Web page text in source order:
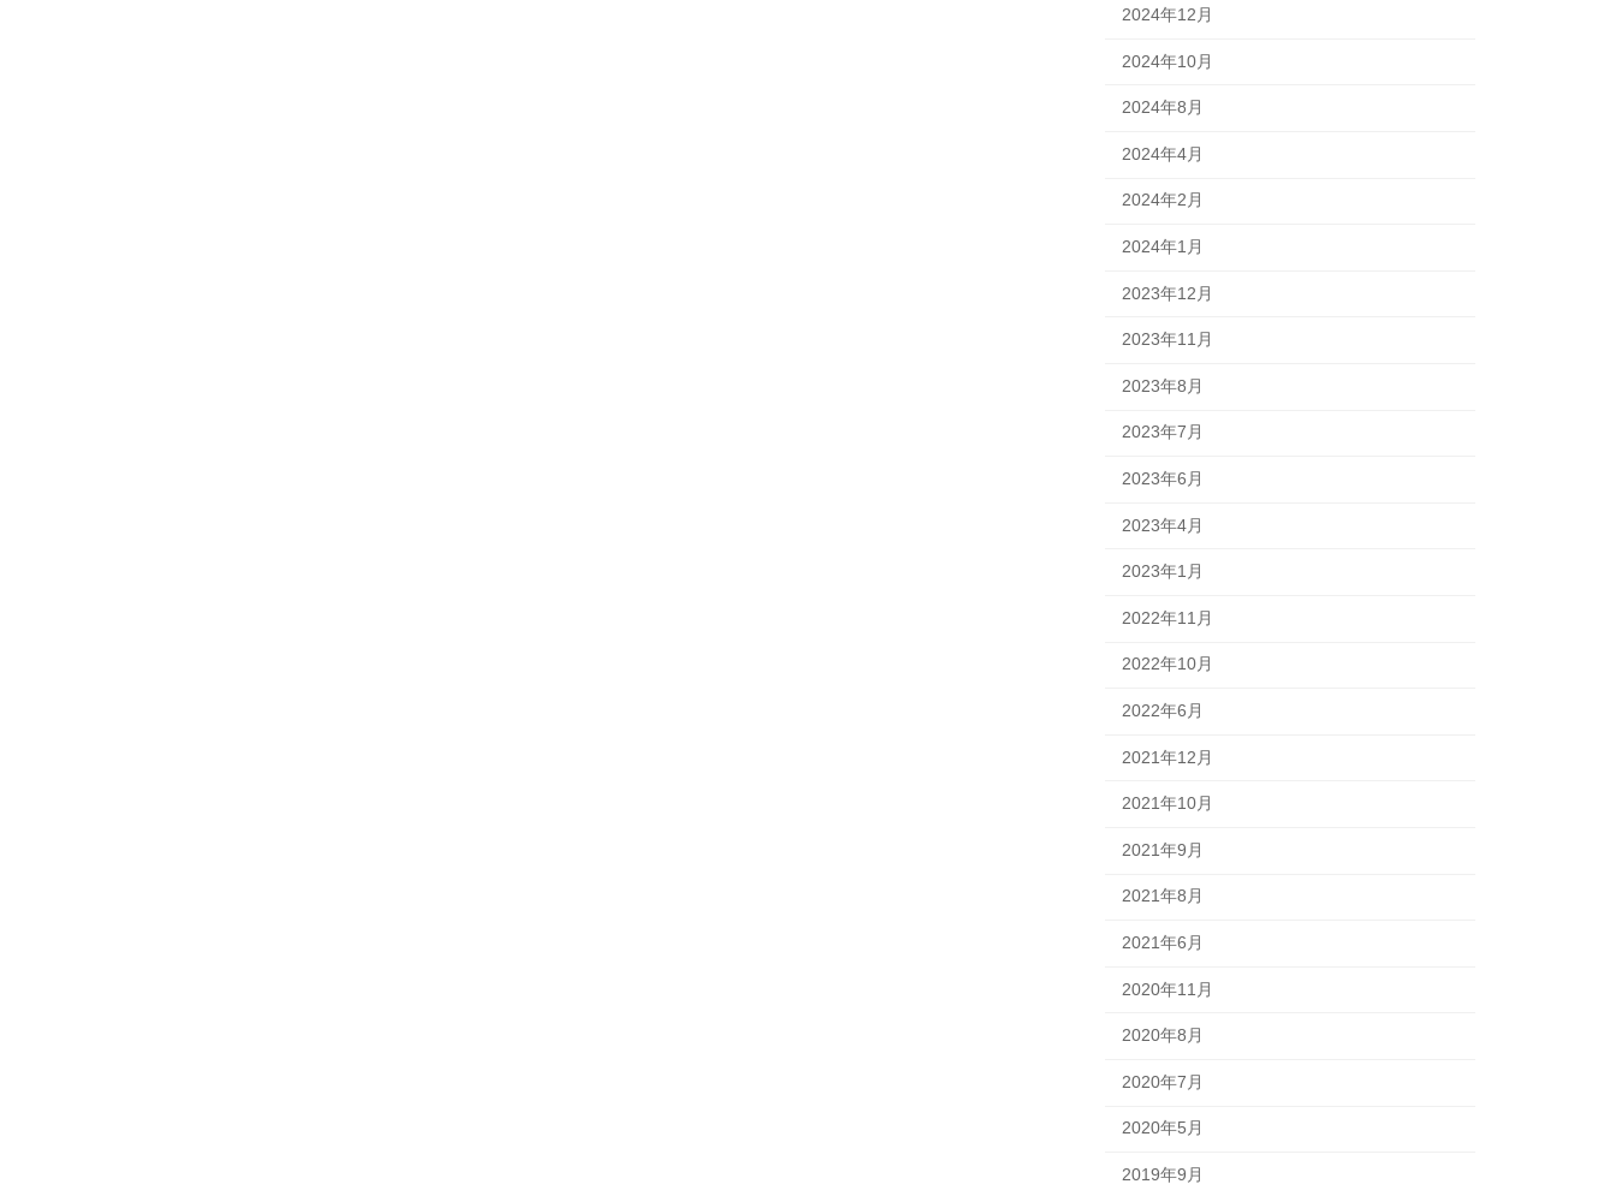
2024年12月
2024年10月
2024年8月
2024年4月
2024年2月
2024年1月
2023年12月
2023年11月
2023年8月
2023年7月
2023年6月
2023年4月
2023年1月
2022年11月
2022年10月
2022年6月
2021年12月
2021年10月
2021年9月
2021年8月
2021年6月
2020年11月
2020年8月
2020年7月
2020年5月
2019年9月